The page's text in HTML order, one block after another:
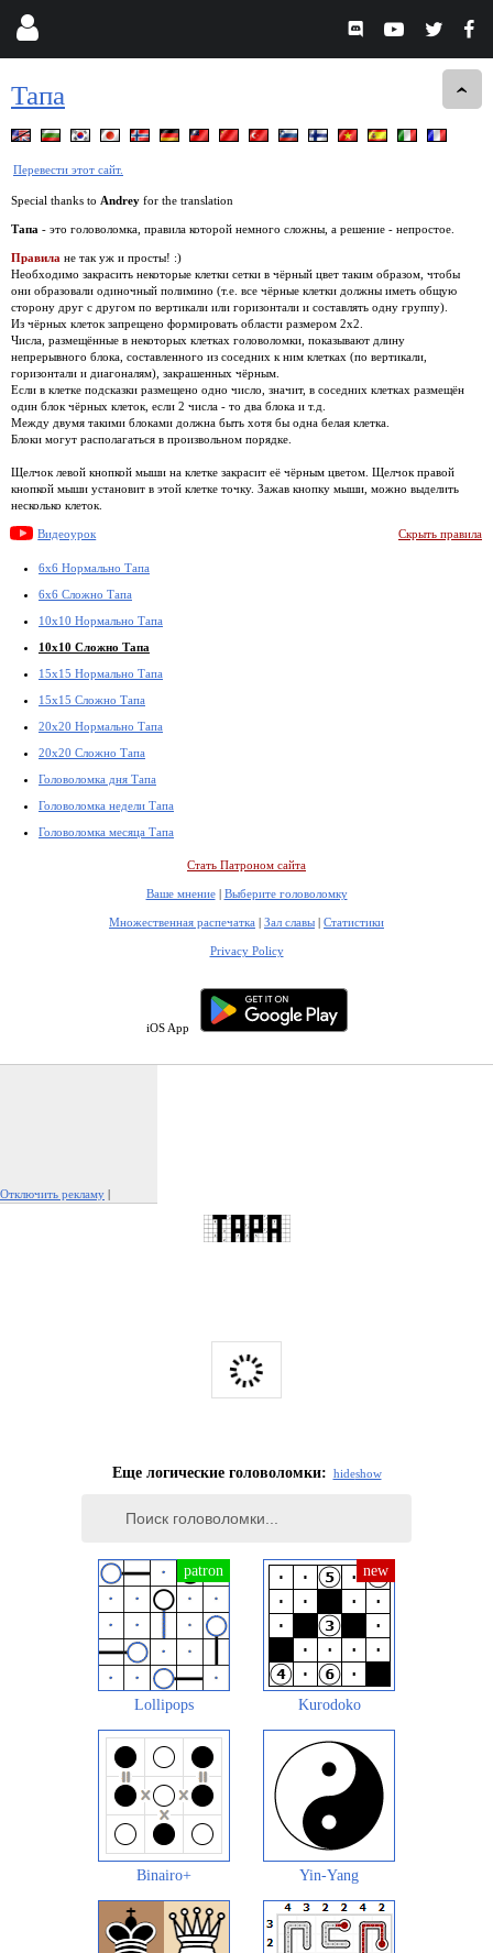
Тапа
Перевести этот сайт.
Special thanks to Andrey for the translation
Тапа - это головоломка, правила которой немного сложны, а решение - непростое.
Правила не так уж и просты! :)
Необходимо закрасить некоторые клетки сетки в чёрный цвет таким образом, чтобы
они образовали одиночный полимино (т.е. все чёрные клетки должны иметь общую
сторону друг с другом по вертикали или горизонтали и составлять одну группу).
Из чёрных клеток запрещено формировать области размером 2x2.
Числа, размещённые в некоторых клетках головоломки, показывают длину
непрерывного блока, составленного из соседних к ним клетках (по вертикали,
горизонтали и диагоналям), закрашенных чёрным.
Если в клетке подсказки размещено одно число, значит, в соседних клетках размещён
один блок чёрных клеток, если 2 числа - то два блока и т.д.
Между двумя такими блоками должна быть хотя бы одна белая клетка.
Блоки могут располагаться в произвольном порядке.
Щелчок левой кнопкой мыши на клетке закрасит её чёрным цветом. Щелчок правой
кнопкой мыши установит в этой клетке точку. Зажав кнопку мыши, можно выделить
несколько клеток.
Видеоурок Скрыть правила
6x6 Нормально Тапа
6x6 Сложно Тапа
10x10 Нормально Тапа
10x10 Сложно Тапа
15x15 Нормально Тапа
15x15 Сложно Тапа
20x20 Нормально Тапа
20x20 Сложно Тапа
Головоломка дня Тапа
Головоломка недели Тапа
Головоломка месяца Тапа
Стать Патроном сайта
Ваше мнение| Выберите головоломку
Множественная распечатка | Зал славы | Статистики
Privacy Policy
iOS App
Отключить рекламу |
Еще логические головоломки: hideshow
Lollipops Kurodoko
Binairo+ Yin-Yang